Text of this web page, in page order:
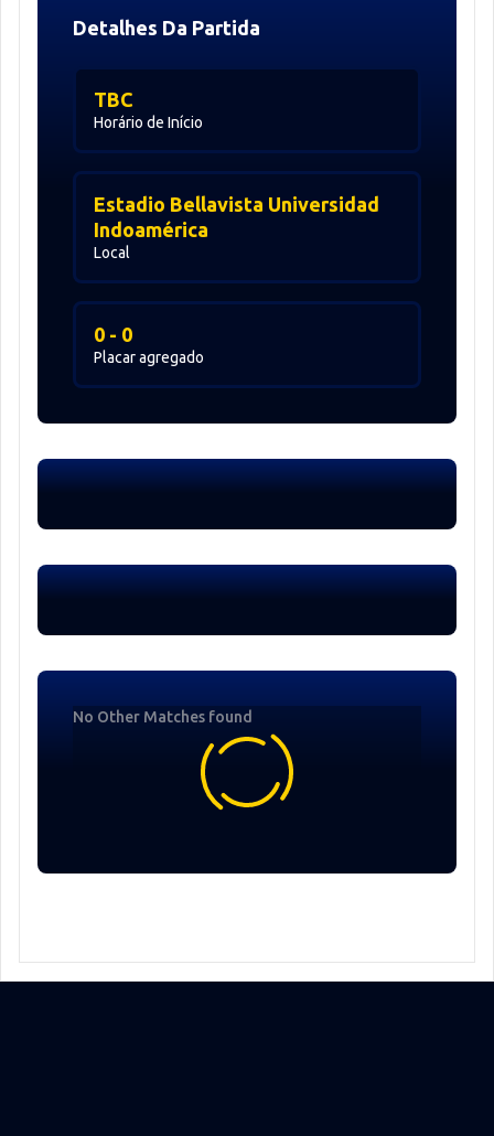
Detalhes Da Partida
Horário de Início
TBC
Local
Estadio Bellavista Universidad
Indoamérica
Placar agregado
0 - 0
No Other Matches found